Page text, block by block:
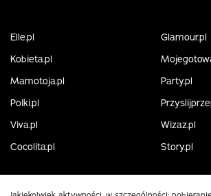
Elle.pl
Glamour.pl
Kobieta.pl
Mamotoja.pl
Party.pl
Polki.pl
Viva.pl
Wizaz.pl
Cocolita.pl
Story.pl